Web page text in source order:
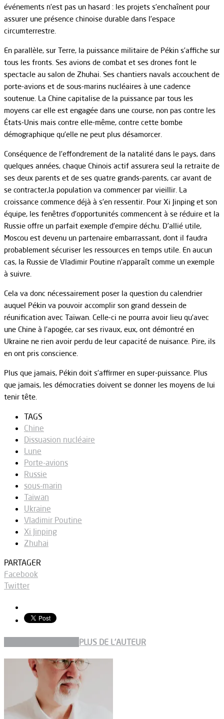
événements n’est pas un hasard : les projets s’enchaînent pour
assurer une présence chinoise durable dans l’espace
circumterrestre.
En parallèle, sur Terre, la puissance militaire de Pékin s’affiche sur
tous les fronts. Ses avions de combat et ses drones font le
spectacle au salon de Zhuhai. Ses chantiers navals accouchent de
porte-avions et de sous-marins nucléaires à une cadence
soutenue. La Chine capitalise de la puissance par tous les
moyens car elle est engagée dans une course, non pas contre les
États-Unis mais contre elle-même, contre cette bombe
démographique qu’elle ne peut plus désamorcer.
Conséquence de l’effondrement de la natalité dans le pays, dans
quelques années, chaque Chinois actif assurera seul la retraite de
ses deux parents et de ses quatre grands-parents, car avant de
se contracter,la population va commencer par vieillir. La
croissance commence déjà à s’en ressentir. Pour Xi Jinping et son
équipe, les fenêtres d’opportunités commencent à se réduire et la
Russie offre un parfait exemple d’empire déchu. D’allié utile,
Moscou est devenu un partenaire embarrassant, dont il faudra
probablement sécuriser les ressources en temps utile. En aucun
cas, la Russie de Vladimir Poutine n’apparaît comme un exemple
à suivre.
Cela va donc nécessairement poser la question du calendrier
auquel Pékin va pouvoir accomplir son grand dessein de
réunification avec Taïwan. Celle-ci ne pourra avoir lieu qu’avec
une Chine à l’apogée, car ses rivaux, eux, ont démontré en
Ukraine ne rien avoir perdu de leur capacité de nuisance. Pire, ils
en ont pris conscience.
Plus que jamais, Pékin doit s’affirmer en super-puissance. Plus
que jamais, les démocraties doivent se donner les moyens de lui
tenir tête.
TAGS
Chine
Dissuasion nucléaire
Lune
Porte-avions
Russie
sous-marin
Taiwan
Ukraine
Vladimir Poutine
Xi Jinping
Zhuhai
PARTAGER
Facebook
Twitter
PLUS DE L'AUTEUR